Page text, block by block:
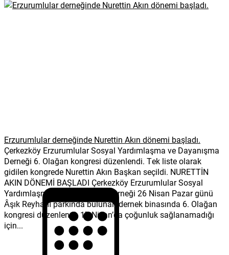
Erzurumlular derneğinde Nurettin Akın dönemi başladı.
Çerkezköy Erzurumlular Sosyal Yardımlaşma ve Dayanışma
Derneği 6. Olağan kongresi düzenlendi. Tek liste olarak
gidilen kongrede Nurettin Akın Başkan seçildi. NURETTİN
AKIN DÖNEMİ BAŞLADI Çerkezköy Erzurumlular Sosyal
Yardımlaşma ve Dayanışma Derneği 26 Nisan Pazar günü
Âşık Reyhanî parkında bulunan dernek binasında 6. Olağan
kongresi düzenlendi. 17 Nisan’da çoğunluk sağlanamadığı
için...